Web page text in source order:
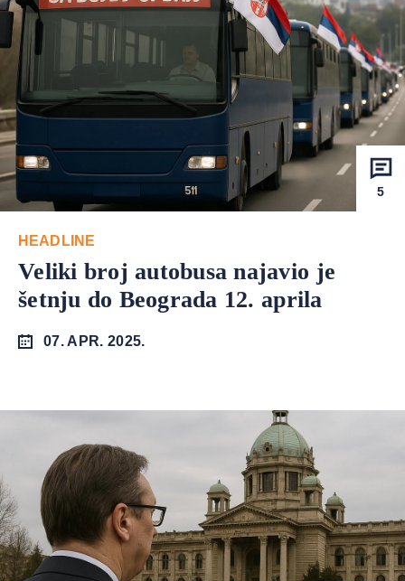
5
HEADLINE
Veliki broj autobusa najavio je
šetnju do Beograda 12. aprila
07. APR. 2025.